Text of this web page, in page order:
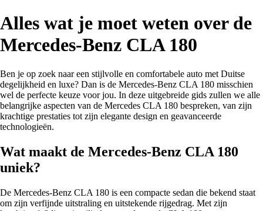
Alles wat je moet weten over de
Mercedes-Benz CLA 180
Ben je op zoek naar een stijlvolle en comfortabele auto met Duitse
degelijkheid en luxe? Dan is de Mercedes-Benz CLA 180 misschien
wel de perfecte keuze voor jou. In deze uitgebreide gids zullen we alle
belangrijke aspecten van de Mercedes CLA 180 bespreken, van zijn
krachtige prestaties tot zijn elegante design en geavanceerde
technologieën.
Wat maakt de Mercedes-Benz CLA 180
uniek?
De Mercedes-Benz CLA 180 is een compacte sedan die bekend staat
om zijn verfijnde uitstraling en uitstekende rijgedrag. Met zijn